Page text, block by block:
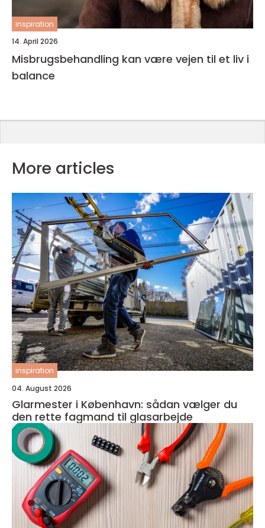
inspiration
14. April 2026
Misbrugsbehandling kan være vejen til et liv i
balance
More articles
inspiration
04. August 2026
Glarmester i København: sådan vælger du
den rette fagmand til glasarbejde